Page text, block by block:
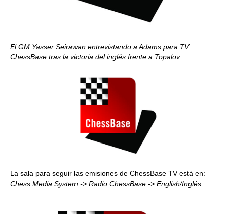
El GM Yasser Seirawan entrevistando a Adams para TV
ChessBase tras la victoria del inglés frente a Topalov
La sala para seguir las emisiones de ChessBase TV está en:
Chess Media System -> Radio ChessBase -> English/Inglés